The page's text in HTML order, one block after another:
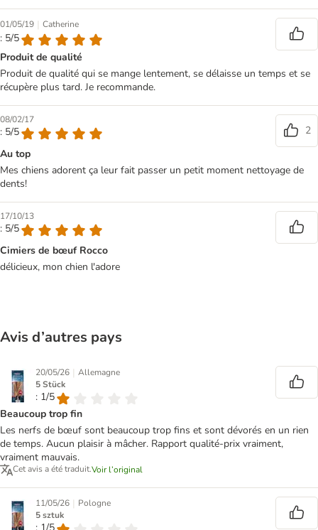
01/05/19 | Catherine
: 5/5
Produit de qualité
Produit de qualité qui se mange lentement, se délaisse un temps et se
récupère plus tard. Je recommande.
08/02/17
: 5/5
2
Au top
Mes chiens adorent ça leur fait passer un petit moment nettoyage de
dents!
17/10/13
: 5/5
Cimiers de bœuf Rocco
délicieux, mon chien l'adore
Avis d’autres pays
20/05/26 | Allemagne
5 Stück
: 1/5
Beaucoup trop fin
Les nerfs de bœuf sont beaucoup trop fins et sont dévorés en un rien
de temps. Aucun plaisir à mâcher. Rapport qualité-prix vraiment,
vraiment mauvais.
Cet avis a été traduit.Voir l’original
11/05/26 | Pologne
5 sztuk